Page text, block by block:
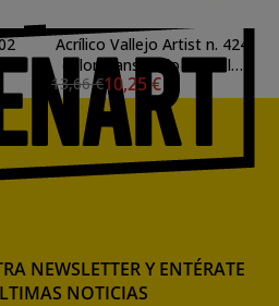
Acrílico Vallejo Artist n. 424
color transóxido amarillo
(200 ml)
13,66 €10,25 €
NEWSLETTER Y ENTÉRATE
NOTICIAS